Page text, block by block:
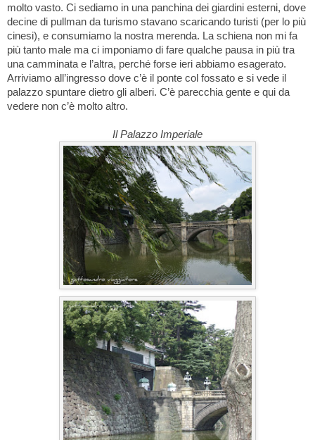
molto vasto. Ci sediamo in una panchina dei giardini esterni, dove
decine di pullman da turismo stavano scaricando turisti (per lo più
cinesi), e consumiamo la nostra merenda. La schiena non mi fa
più tanto male ma ci imponiamo di fare qualche pausa in più tra
una camminata e l’altra, perché forse ieri abbiamo esagerato.
Arriviamo all’ingresso dove c’è il ponte col fossato e si vede il
palazzo spuntare dietro gli alberi. C’è parecchia gente e qui da
vedere non c’è molto altro.
Il Palazzo Imperiale